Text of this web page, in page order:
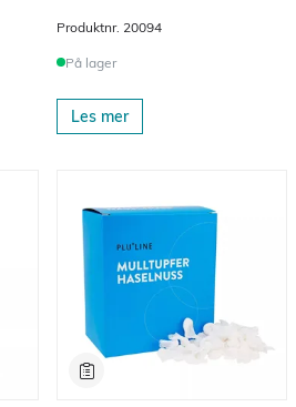
Produktnr. 20094
På lager
Les mer